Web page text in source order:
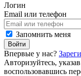
Логин
Email или телефон
Запомнить меня
Войти
Впервые у нас?
Авторизуйтесь,
воспользовавшись